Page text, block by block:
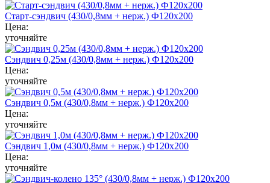
Старт-сэндвич (430/0,8мм + нерж.) Ф120х200
Цена:
уточняйте
Сэндвич 0,25м (430/0,8мм + нерж.) Ф120х200
Цена:
уточняйте
Сэндвич 0,5м (430/0,8мм + нерж.) Ф120х200
Цена:
уточняйте
Сэндвич 1,0м (430/0,8мм + нерж.) Ф120х200
Цена:
уточняйте